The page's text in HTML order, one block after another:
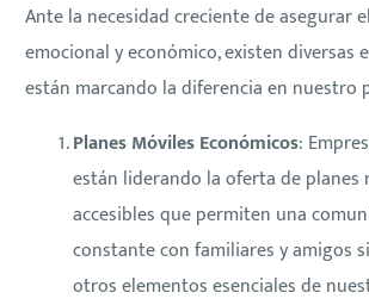
Ante la necesidad creciente de asegurar
emocional y económico, existen diversas
están marcando la diferencia en nuestro
Planes Móviles Económicos:
están liderando la oferta de planes
accesibles que permiten una
constante con familiares y amigos
otros elementos esenciales de